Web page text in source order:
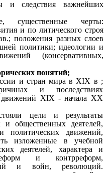
и следствия важнейших
существенные черты:
и по литического строя
положения разных слоев
политики; идеологии и
(консервативных,
понятий;
и стран мира в XIX в ;
и последствиях
движений XIX - начала XX
цели и результаты
и общественных деятелей,
политических движений,
изложенные в учебной
деятелей, характера и
и контрреформ,
и войн, революций.